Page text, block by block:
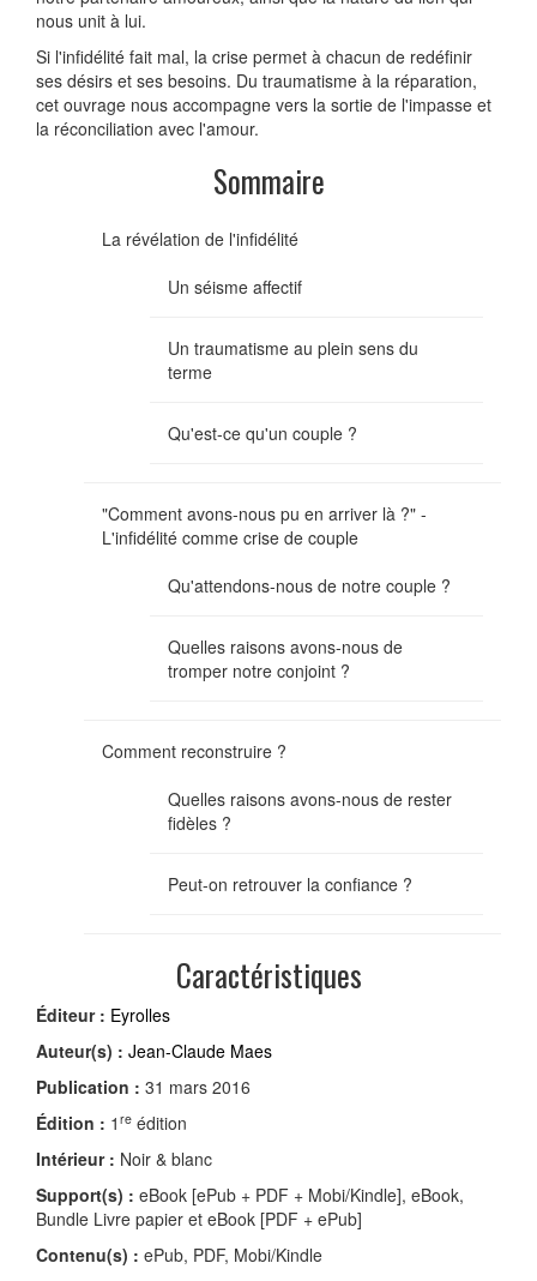
nous unit à lui.
Si l'infidélité fait mal, la crise permet à chacun de redéfinir
ses désirs et ses besoins. Du traumatisme à la réparation,
cet ouvrage nous accompagne vers la sortie de l'impasse et
la réconciliation avec l'amour.
Sommaire
La révélation de l'infidélité
Un séisme affectif
Un traumatisme au plein sens du
terme
Qu'est-ce qu'un couple ?
"Comment avons-nous pu en arriver là ?" -
L'infidélité comme crise de couple
Qu'attendons-nous de notre couple ?
Quelles raisons avons-nous de
tromper notre conjoint ?
Comment reconstruire ?
Quelles raisons avons-nous de rester
fidèles ?
Peut-on retrouver la confiance ?
Caractéristiques
Éditeur : Eyrolles
Auteur(s) : Jean-Claude Maes
Publication : 31 mars 2016
Édition : 1 re édition
Intérieur : Noir & blanc
Support(s) : eBook [ePub + PDF + Mobi/Kindle], eBook,
Bundle Livre papier et eBook [PDF + ePub]
Contenu(s) : ePub, PDF, Mobi/Kindle